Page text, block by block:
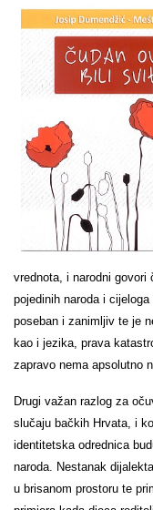
vrednota, i narodni
pojedinih naroda i
poseban i zanimljiv te je
kao i jezika, prava
zapravo nema apsolutno
Drugi važan razlog za
slučaju bačkih Hrvata, i
identitetska odrednica
naroda. Nestanak
u brisanom prostoru te